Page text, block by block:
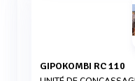
GIPOKOMBI RC 110